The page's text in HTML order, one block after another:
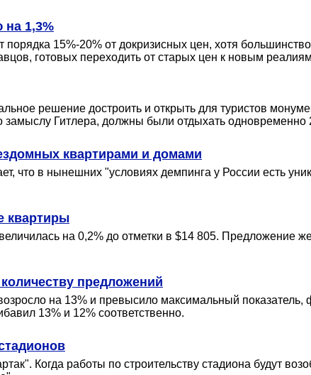
1,3%
15%-20% от докризисных цен, хотя
готовых переходить от старых цен к новым
решение достроить и открыть для туристов
Гитлера, должны были отдыхать одновременно
квартирами и домами
что в нынешних "условиях демпинга у России есть
квартиры
на 0,2% до отметки в $14 805. Предложение
предложений
на 13% и превысило максимальный
13% и 12% соответственно.
Когда работы по строительству стадиона будут